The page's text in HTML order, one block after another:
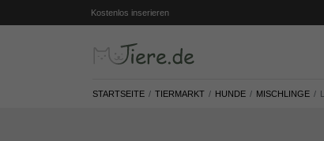
Kostenlos inserieren
STARTSEITE TIERMARKT HUNDE MISCHLINGE